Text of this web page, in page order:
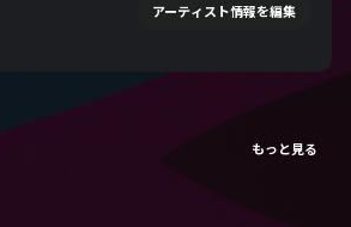
アーティスト情報を編集